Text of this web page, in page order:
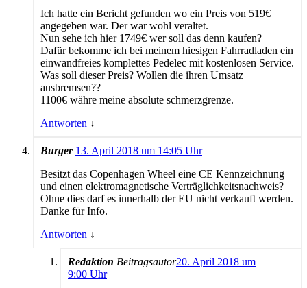
Ich hatte ein Bericht gefunden wo ein Preis von 519€
angegeben war. Der war wohl veraltet.
Nun sehe ich hier 1749€ wer soll das denn kaufen?
Dafür bekomme ich bei meinem hiesigen Fahrradladen ein
einwandfreies komplettes Pedelec mit kostenlosen Service.
Was soll dieser Preis? Wollen die ihren Umsatz
ausbremsen??
1100€ währe meine absolute schmerzgrenze.
Antworten ↓
Burger 13. April 2018 um 14:05 Uhr
Besitzt das Copenhagen Wheel eine CE Kennzeichnung
und einen elektromagnetische Verträglichkeitsnachweis?
Ohne dies darf es innerhalb der EU nicht verkauft werden.
Danke für Info.
Antworten ↓
Redaktion Beitragsautor20. April 2018 um
9:00 Uhr